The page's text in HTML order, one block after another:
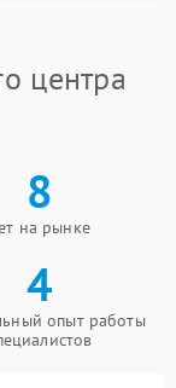
центра
8
на рынке
4
опыт работы